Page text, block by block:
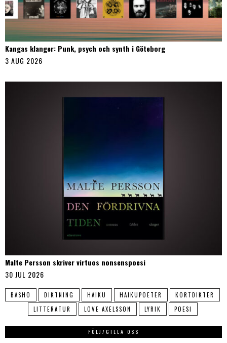
Kangas klanger: Punk, psych och synth i Göteborg
3 AUG 2026
Malte Persson skriver virtuos nonsenspoesi
30 JUL 2026
BASHO DIKTNING HAIKU HAIKUPOETER
KORTDIKTER
LITTERATUR
LOVE AXELSSON LYRIK POESI
FÖLJ/GILLA OSS